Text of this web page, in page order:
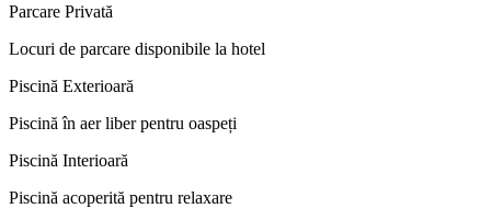
Parcare Privată
Locuri de parcare disponibile la hotel
Piscină Exterioară
Piscină în aer liber pentru oaspeți
Piscină Interioară
Piscină acoperită pentru relaxare